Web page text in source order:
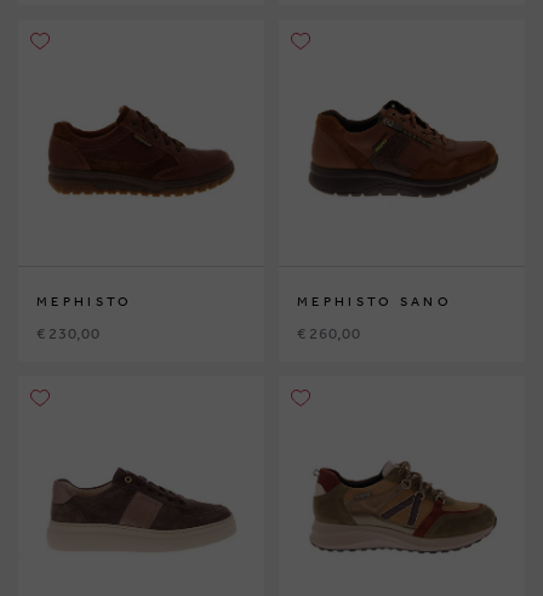
MEPHISTO
€ 230,00
MEPHISTO SANO
€ 260,00